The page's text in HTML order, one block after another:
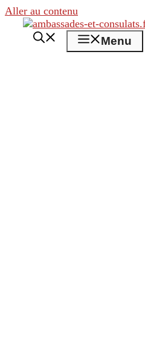
Aller au contenu
Menu